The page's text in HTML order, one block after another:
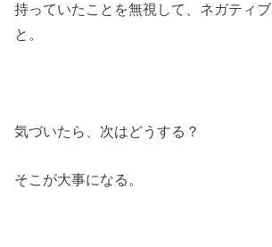
持っていたことを無視して、ネガティ
と。
気づいたら、次はどうする？
そこが大事になる。